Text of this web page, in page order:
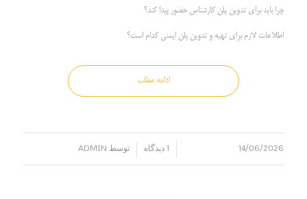
چرا باید برای تدوین پلن کارشناس حضور پیدا کند؟
اطلاعات لازم برای تهیه و تدوین پلن ایمنی کدام است؟
ادامه مطلب
14/06/2026 1 دیدگاه توسط ADMIN